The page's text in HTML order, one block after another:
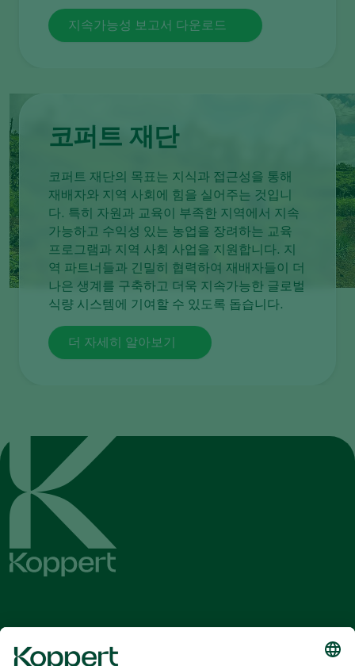
지속가능성 보고서 다운로드
코퍼트 재단
코퍼트 재단의 목표는 지식과 접근성을 통해
재배자와 지역 사회에 힘을 실어주는 것입니
다. 특히 자원과 교육이 부족한 지역에서 지속
가능하고 수익성 있는 농업을 장려하는 교육
프로그램과 지역 사회 사업을 지원합니다. 지
역 파트너들과 긴밀히 협력하여 재배자들이 더
나은 생계를 구축하고 더욱 지속가능한 글로벌
식량 시스템에 기여할 수 있도록 돕습니다.
더 자세히 알아보기